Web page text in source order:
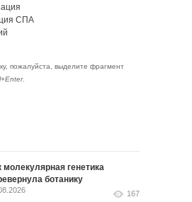
СПА
пожалуйста, выделите фрагмент
.
молекулярная генетика
ботанику
167